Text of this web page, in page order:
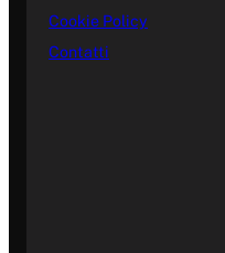
Cookie Policy
Contatti